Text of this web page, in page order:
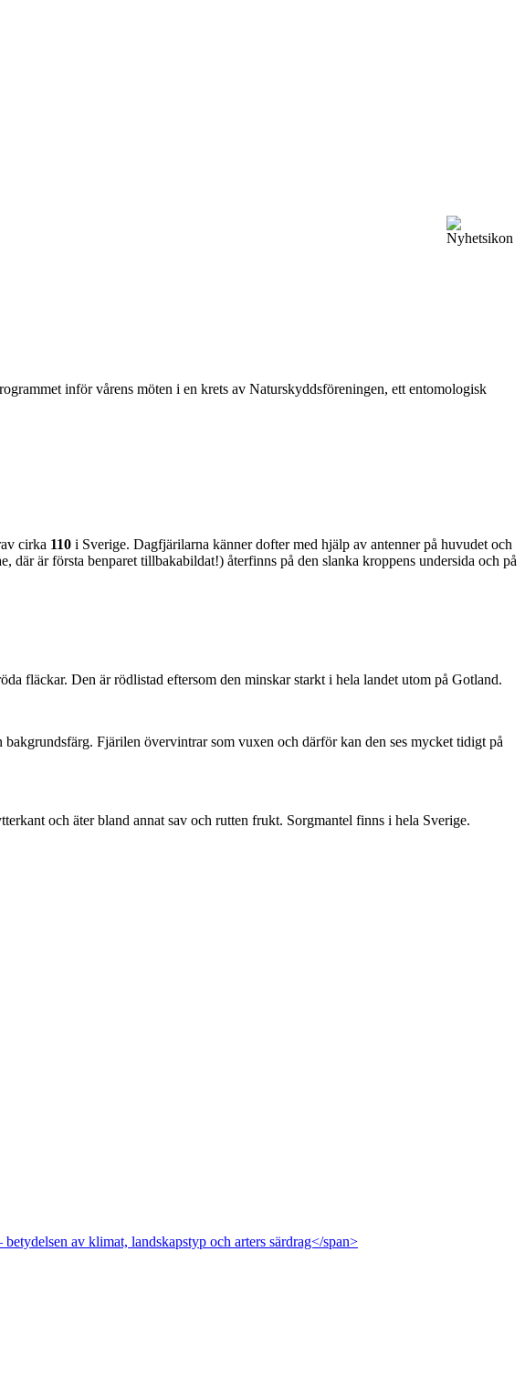
inför vårens möten i en krets av Naturskyddsföreningen, ett entomologisk
cirka 110 i Sverige. Dagfjärilarna känner dofter med hjälp av antenner på huvudet och
där är första benparet tillbakabildat!) återfinns på den slanka kroppens undersida och på
fläckar. Den är rödlistad eftersom den minskar starkt i hela landet utom på Gotland.
Fjärilen övervintrar som vuxen och därför kan den ses mycket tidigt på
och äter bland annat sav och rutten frukt. Sorgmantel finns i hela Sverige.
av klimat, landskapstyp och arters särdrag</span>